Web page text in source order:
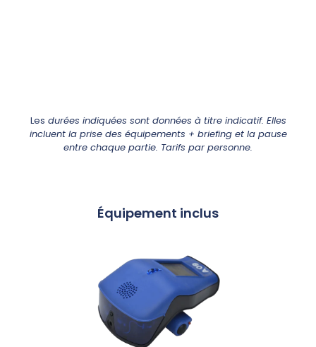
Les durées indiquées sont données à titre indicatif. Elles
incluent la prise des équipements + briefing et la pause
entre chaque partie. Tarifs par personne.
Équipement inclus